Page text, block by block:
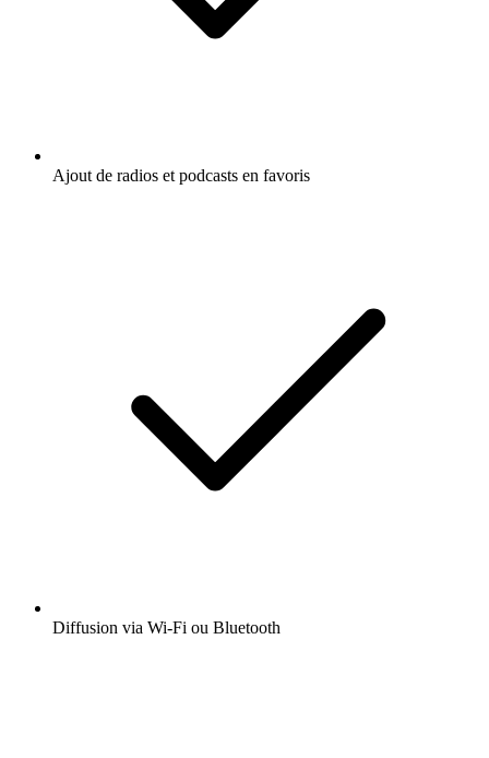
Ajout de radios et podcasts en favoris
Diffusion via Wi-Fi ou Bluetooth